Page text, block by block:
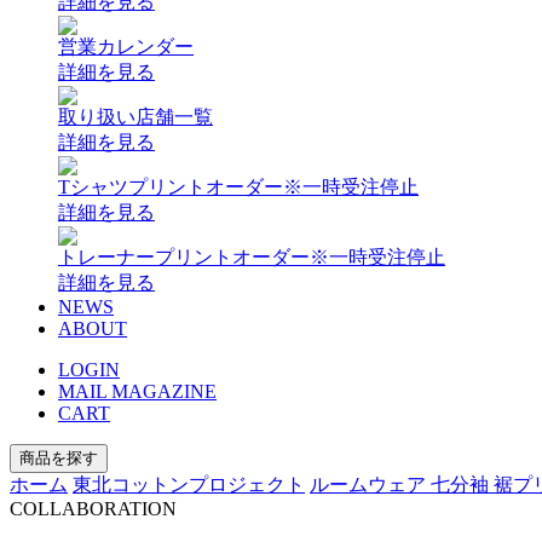
営業カレンダー
詳細を見る
取り扱い店舗一覧
詳細を見る
Tシャツプリントオーダー※一時受注停止
詳細を見る
トレーナープリントオーダー※一時受注停止
詳細を見る
NEWS
ABOUT
LOGIN
MAIL MAGAZINE
CART
商品を探す
ホーム 東北コットンプロジェクト ルームウェア 七分袖 裾プ
COLLABORATION